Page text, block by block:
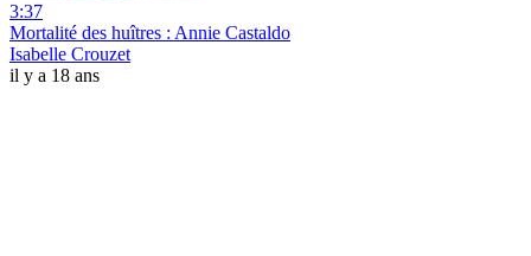
3:37
Mortalité des huîtres : Annie Castaldo
Isabelle Crouzet
il y a 18 ans